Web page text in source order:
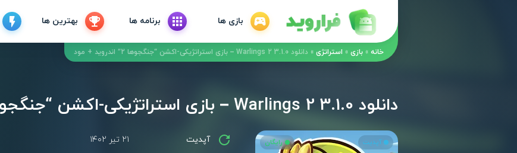
بازی ها برنامه ها بهترین ها
خانه » بازی » استراتژی » دانلود Warlings 2 3.1.0 – بازی استراتژیکی-اکشن “جنگجوها 2” اندروید + مود
دانلود Warlings 2 3.1.0 – بازی استراتژیکی-اکشن “جنگجوها 2” اندروید + مود
آپدیت رایگان آپدیت ۲۱ تیر ۱۴۰۲